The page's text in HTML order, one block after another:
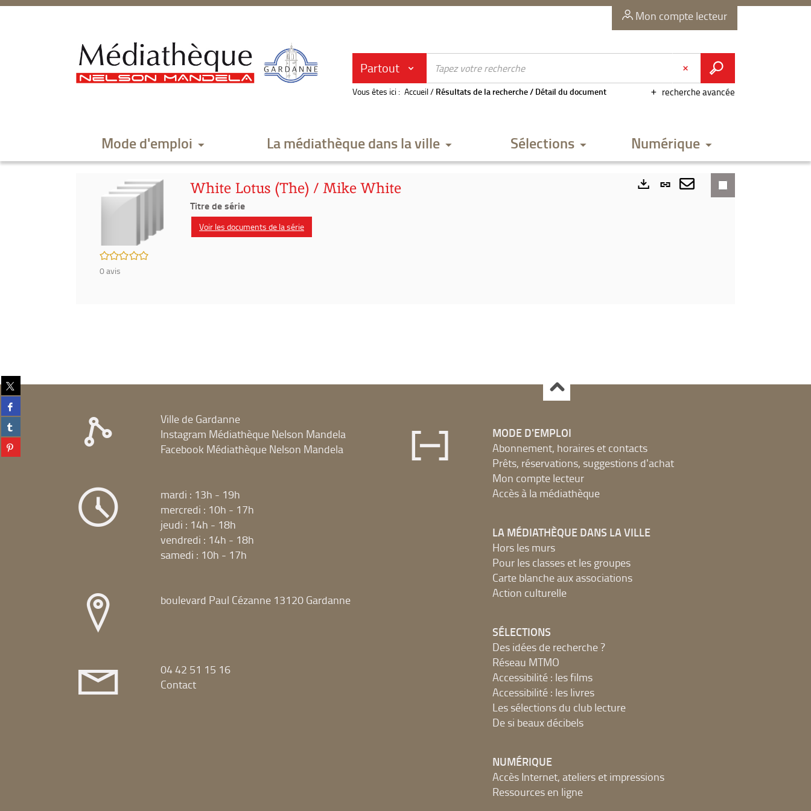
recherche
Mon compte lecteur
Partout
recherche avancée
Vous êtes ici : Accueil/ Résultats de la recherche/ Détail du document
Mode d'emploi La médiathèque dans la ville Sélections Numérique
Partager
sur
twitter
(Nouvelle
fenêtre)
Partager
sur
facebook
(Nouvelle
fenêtre)
Partager
sur
tumblr
(Nouvelle
Partager
sur
/5
0avis
White Lotus (The) / Mike White
Titre de série
Voir les documents de la série
Lien
permanent
Envoyer
Ville de Gardanne
Instagram Médiathèque Nelson Mandela
Facebook Médiathèque Nelson Mandela
mardi : 13h - 19h
mercredi : 10h - 17h
jeudi : 14h - 18h
vendredi : 14h - 18h
samedi : 10h - 17h
boulevard Paul Cézanne 13120 Gardanne
04 42 51 15 16
Contact
MODE D'EMPLOI
Abonnement, horaires et contacts
Prêts, réservations, suggestions d'achat
Mon compte lecteur
Accès à la médiathèque
LA MÉDIATHÈQUE DANS LA VILLE
Hors les murs
Pour les classes et les groupes
Carte blanche aux associations
Action culturelle
SÉLECTIONS
Des idées de recherche ?
Réseau MTMO
Accessibilité : les films
Accessibilité : les livres
Les sélections du club lecture
De si beaux décibels
NUMÉRIQUE
Accès Internet, ateliers et impressions
Ressources en ligne